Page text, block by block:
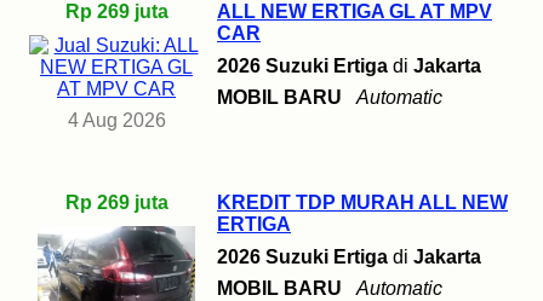
Rp 269 juta
4 Aug 2026
ALL NEW ERTIGA GL AT MPV
CAR
2026 Suzuki Ertiga di Jakarta
MOBIL BARU
Automatic
Rp 269 juta
KREDIT TDP MURAH ALL NEW
ERTIGA
2026 Suzuki Ertiga di Jakarta
MOBIL BARU
Automatic